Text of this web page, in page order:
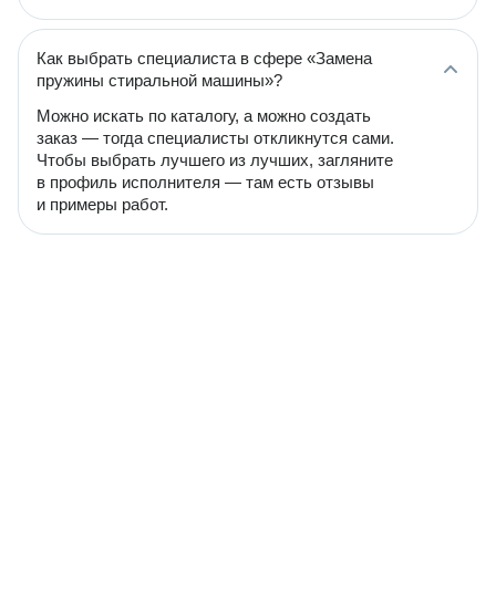
Как выбрать специалиста в сфере «Замена
пружины стиральной машины»?
Можно искать по каталогу, а можно создать
заказ — тогда специалисты откликнутся сами.
Чтобы выбрать лучшего из лучших, загляните
в профиль исполнителя — там есть отзывы
и примеры работ.